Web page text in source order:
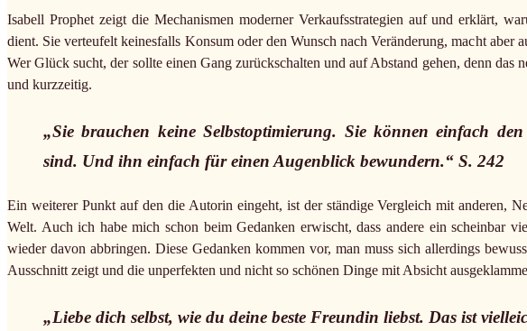
Isabell Prophet zeigt die Mechanismen moderner Verkaufsstrategien auf und erklärt,
dient. Sie verteufelt keinesfalls Konsum oder den Wunsch nach Veränderung, macht aber
Wer Glück sucht, der sollte einen Gang zurückschalten und auf Abstand gehen, denn das
und kurzzeitig.
„Sie brauchen keine Selbstoptimierung. Sie können einfach
sind. Und ihn einfach für einen Augenblick bewundern.“ S. 242
Ein weiterer Punkt auf den die Autorin eingeht, ist der ständige Vergleich mit anderen,
Welt. Auch ich habe mich schon beim Gedanken erwischt, dass andere ein scheinbar
wieder davon abbringen. Diese Gedanken kommen vor, man muss sich allerdings
Ausschnitt zeigt und die unperfekten und nicht so schönen Dinge mit Absicht
„Liebe dich selbst, wie du deine beste Freundin liebst. Das ist